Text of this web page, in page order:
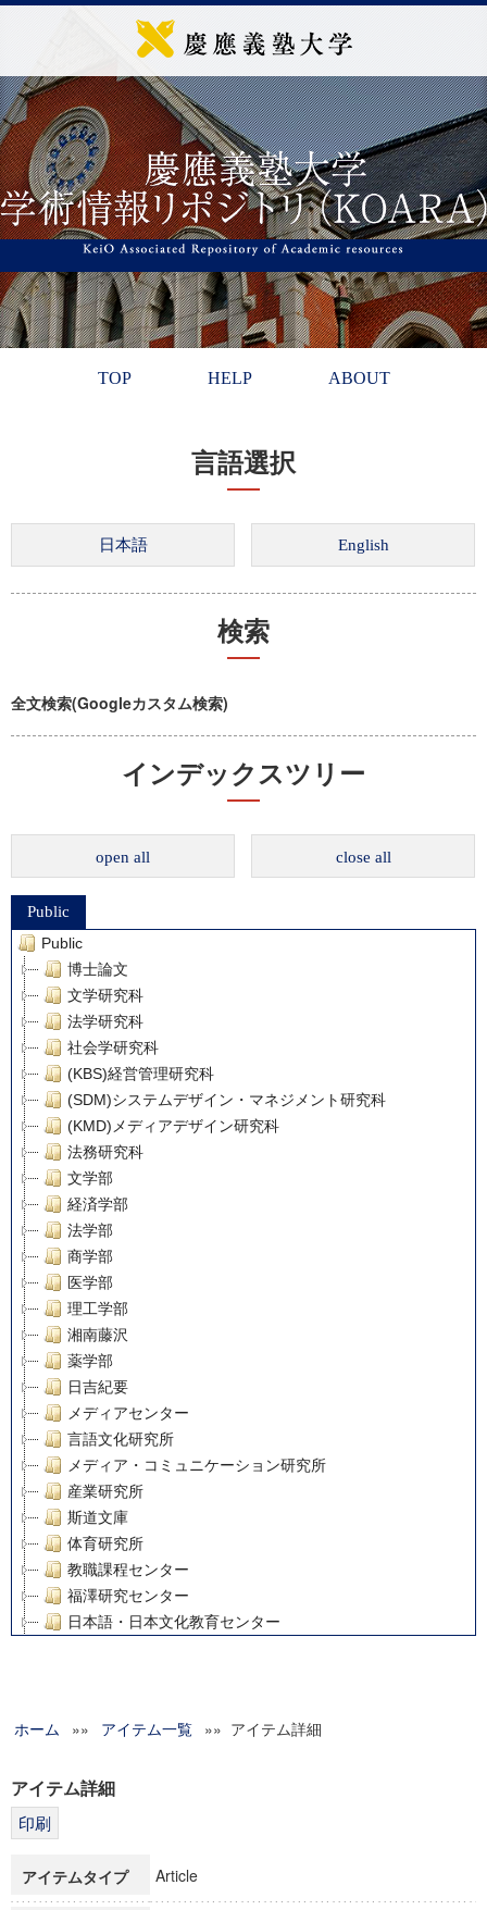
TOP HELP ABOUT
言語選択
検索
全文検索(Googleカスタム検索)
インデックスツリー
open all close all
Public
Public
博士論文
文学研究科
法学研究科
社会学研究科
(KBS)経営管理研究科
(SDM)システムデザイン・マネジメント研究科
(KMD)メディアデザイン研究科
法務研究科
文学部
経済学部
法学部
商学部
医学部
理工学部
湘南藤沢
薬学部
日吉紀要
メディアセンター
言語文化研究所
メディア・コミュニケーション研究所
産業研究所
斯道文庫
体育研究所
教職課程センター
福澤研究センター
日本語・日本文化教育センター
グローバルリサーチインスティテュート
科学研究費補助金研究成果報告書
博士課程教育リーディングプログラム「超成熟社会発展のサ
ホーム »» アイテム一覧 »» アイテム詳細
アイテム詳細
アイテムタイプ Article